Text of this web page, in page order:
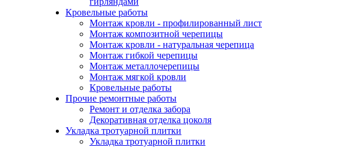
Кровельные работы
Монтаж кровли - профилированный лист
Монтаж композитной черепицы
Монтаж кровли - натуральная черепица
Монтаж гибкой черепицы
Монтаж металлочерепицы
Монтаж мягкой кровли
Кровельные работы
Прочие ремонтные работы
Ремонт и отделка забора
Декоративная отделка цоколя
Укладка тротуарной плитки
Укладка тротуарной плитки